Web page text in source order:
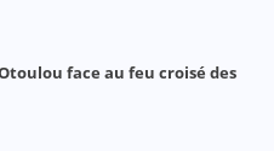
face au feu croisé des